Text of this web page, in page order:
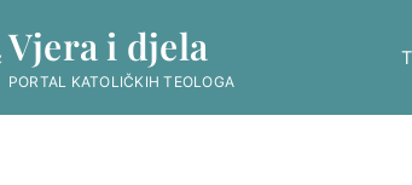
Vjera i djela
PORTAL KATOLIČKIH TEOLOGA